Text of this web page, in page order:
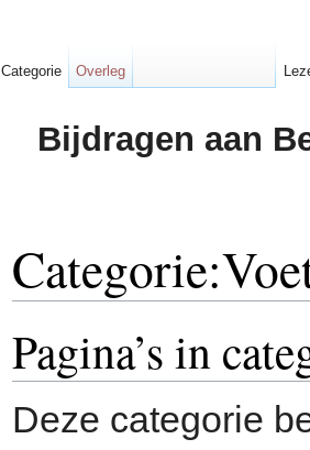
Bijdragen aan
Pagina’s in
Deze categorie
Categorie Overleg